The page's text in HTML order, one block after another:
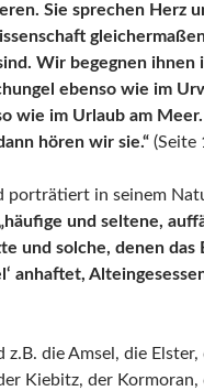
Sie sprechen Herz
Wir begegnen ihnen
ebenso wie im
wie im Urlaub am
hören wir sie.“ (Seite
porträtiert in seinem
und seltene,
und solche, denen das
anhaftet,
z.B. die Amsel, die Elster,
Kiebitz, der Kormoran,